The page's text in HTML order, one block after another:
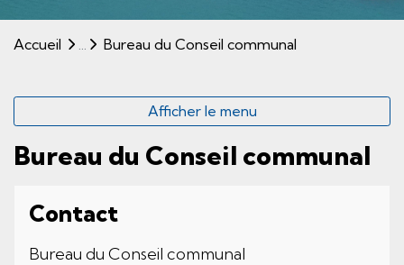
Accueil Bureau du Conseil communal(sélectionné)
Afficher le menu
Bureau du Conseil communal
Contact
Bureau du Conseil communal